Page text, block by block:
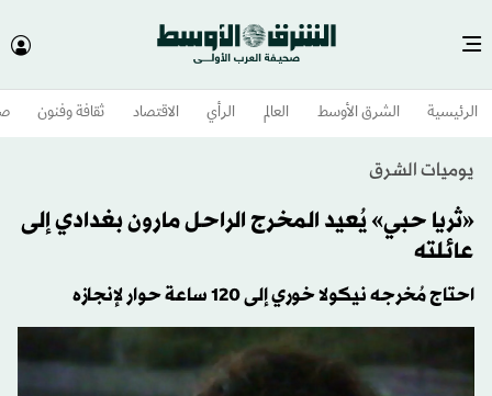
الرئيسية الشرق الأوسط​ العالم الرأي الاقتصاد ثقافة وفنون
يوميات الشرق
«ثريا حبي» يُعيد المخرج الراحل مارون بغدادي إلى
عائلته
احتاج مُخرجه نيكولا خوري إلى 120 ساعة حوار لإنجازه